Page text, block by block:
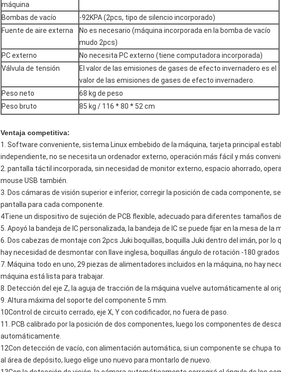
máquina
Bombas de vacío
-92KPA (2pcs, tipo de silencio incorporado)
Fuente de aire externa
No es necesario (máquina incorporada en la bomba de vacío
mudo 2pcs)
PC externo
No necesita PC externo (tiene computadora incorporada)
Válvula de tensión
El valor de las emisiones de gases de efecto invernadero es el
valor de las emisiones de gases de efecto invernadero.
Peso neto
68 kg de peso
Peso bruto
85 kg / 116 * 80 * 52 cm
Ventaja competitiva:
1. Software conveniente, sistema Linux embebido de la máquina, tarjeta principal
independiente, no se necesita un ordenador externo, operación más fácil y más
2. pantalla táctil incorporada, sin necesidad de monitor externo, espacio ahorrado,
mouse USB también.
3. Dos cámaras de visión superior e inferior, corregir la posición de cada componente,
pantalla para cada componente.
4Tiene un dispositivo de sujeción de PCB flexible, adecuado para diferentes tamaños de
5. Apoyó la bandeja de IC personalizada, la bandeja de IC se puede fijar en la mesa de la
6. Dos cabezas de montaje con 2pcs Juki boquillas, boquilla Juki dentro del imán, por lo
hay necesidad de desmontar con llave inglesa, boquillas ángulo de rotación -180 grados
7. Máquina todo en uno, 29 piezas de alimentadores incluidos en la máquina, no hay
máquina está lista para trabajar.
8. Detección del eje Z, la aguja de tracción de la máquina vuelve automáticamente al
9. Altura máxima del soporte del componente 5 mm.
10Control de circuito cerrado, eje X, Y con codificador, no fuera de paso.
11. PCB calibrado por la posición de dos componentes, luego los componentes de
automáticamente.
12Con detección de vacío, con alimentación automática, si un componente se chupa
al área de depósito, luego elige uno nuevo para montarlo de nuevo.